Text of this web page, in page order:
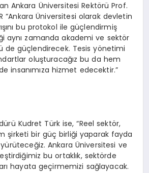
Ankara Üniversitesi Rektörü Prof.
“Ankara Üniversitesi olarak devletin
bu protokol ile güçlendirmiş
aynı zamanda akademi ve sektör
de güçlendirecek. Tesis yönetimi
oluşturacağız bu da hem
insanımıza hizmet edecektir.”
Kudret Türk ise, “Reel sektör,
şirketi bir güç birliği yaparak fayda
Ankara Üniversitesi ve
bu ortaklık, sektörde
hayata geçirmemizi sağlayacak.